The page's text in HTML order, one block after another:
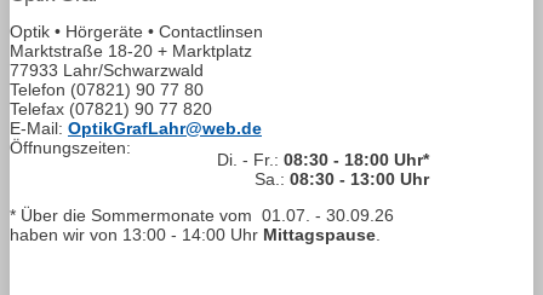
Optik • Hörgeräte • Contactlinsen
Marktstraße 18-20 + Marktplatz
77933 Lahr/Schwarzwald
Telefon (07821) 90 77 80
Telefax (07821) 90 77 820
E-Mail: OptikGrafLahr@web.de
Öffnungszeiten:
Di. - Fr.: 08:30 - 18:00 Uhr*
Sa.: 08:30 - 13:00 Uhr
* Über die Sommermonate vom 01.07. - 30.09.26
haben wir von 13:00 - 14:00 Uhr Mittagspause